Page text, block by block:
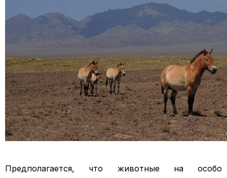
Предполагается, что животные на особо